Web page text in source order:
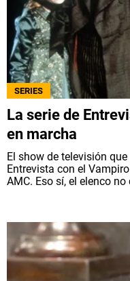
SERIES
La serie de
en marcha
El show de televisión
Entrevista con el
AMC. Eso sí, el elenco